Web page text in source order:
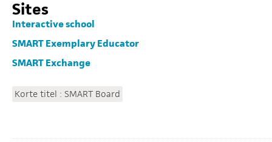
Sites
Interactive school
SMART Exemplary Educator
SMART Exchange
Korte titel : SMART Board